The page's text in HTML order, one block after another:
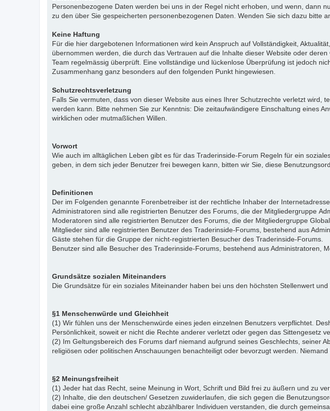
Personenbezogene Daten werden bei uns in der Regel nicht erhoben, und wenn, dann
zu den über Sie gespeicherten personenbezogenen Daten. Wenden Sie sich dazu bitte
Keine Haftung
Für die hier dargebotenen Informationen wird kein Anspruch auf Vollständigkeit,
übernommen werden, die durch das Vertrauen auf die Inhalte dieser Website oder
Team regelmässig überprüft. Eine vollständige und lückenlose Überprüfung ist jedoch
Zusammenhang ganz besonders auf den folgenden Punkt hingewiesen.
Schutzrechtsverletzung
Falls Sie vermuten, dass von dieser Website aus eines Ihrer Schutzrechte verletzt wird,
werden kann. Bitte nehmen Sie zur Kenntnis: Die zeitaufwändigere Einschaltung eines
wirklichen oder mutmaßlichen Willen.
Vorwort
Wie auch im alltäglichen Leben gibt es für das Traderinside-Forum Regeln für ein
geben, in dem sich jeder Benutzer frei bewegen kann, bitten wir Sie, diese
Definitionen
Der im Folgenden genannte Forenbetreiber ist der rechtliche Inhaber der Internetadresse
Administratoren sind alle registrierten Benutzer des Forums, die der Mitgliedergruppe
Moderatoren sind alle registrierten Benutzer des Forums, die der Mitgliedergruppe
Mitglieder sind alle registrierten Benutzer des Traderinside-Forums, bestehend aus
Gäste stehen für die Gruppe der nicht-registrierten Besucher des Traderinside-Forums.
Benutzer sind alle Besucher des Traderinside-Forums, bestehend aus Administratoren,
Grundsätze sozialen Miteinanders
Die Grundsätze für ein soziales Miteinander haben bei uns den höchsten Stellenwert
§1 Menschenwürde und Gleichheit
(1) Wir fühlen uns der Menschenwürde eines jeden einzelnen Benutzers verpflichtet.
Persönlichkeit, soweit er nicht die Rechte anderer verletzt oder gegen das Sittengesetz
(2) Im Geltungsbereich des Forums darf niemand aufgrund seines Geschlechts, seiner
religiösen oder politischen Anschauungen benachteiligt oder bevorzugt werden.
§2 Meinungsfreiheit
(1) Jeder hat das Recht, seine Meinung in Wort, Schrift und Bild frei zu äußern und zu
(2) Inhalte, die den deutschen/ Gesetzen zuwiderlaufen, die sich gegen die
dabei eine große Anzahl schlecht abzählbarer Individuen verstanden, die durch